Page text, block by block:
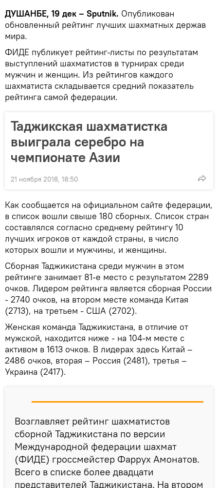
ДУШАНБЕ, 19 дек – Sputnik. Опубликован
обновленный рейтинг лучших шахматных держав
мира.
ФИДЕ публикует рейтинг-листы по результатам
выступлений шахматистов в турнирах среди
мужчин и женщин. Из рейтингов каждого
шахматиста складывается средний показатель
рейтинга самой федерации.
Таджикская шахматистка
выиграла серебро на
чемпионате Азии
21 ноября 2018, 18:50
Как сообщается на официальном сайте федерации,
в список вошли свыше 180 сборных. Список стран
составлялся согласно среднему рейтингу 10
лучших игроков от каждой страны, в число
которых вошли и мужчины, и женщины.
Сборная Таджикистана среди мужчин в этом
рейтинге занимает 81-е место с результатом 2289
очков. Лидером рейтинга является сборная России
- 2740 очков, на втором месте команда Китая
(2713), на третьем - США (2702).
Женская команда Таджикистана, в отличие от
мужской, находится ниже - на 104-м месте с
активом в 1613 очков. В лидерах здесь Китай –
2486 очков, вторая – Россия (2481), третья –
Украина (2417).
Возглавляет рейтинг шахматистов
сборной Таджикистана по версии
Международной федерации шахмат
(ФИДЕ) гроссмейстер Фаррух Амонатов.
Всего в списке более двадцати
представителей Таджикистана. На втором